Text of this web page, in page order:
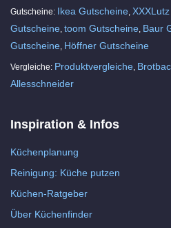
Gutscheine: Ikea Gutscheine
Gutscheine toom Gutscheine Baur
Gutscheine Höffner Gutscheine
Vergleiche: Produktvergleiche
Allesschneider
Inspiration & Infos
Küchenplanung
Reinigung: Küche putzen
Küchen-Ratgeber
Über Küchenfinder